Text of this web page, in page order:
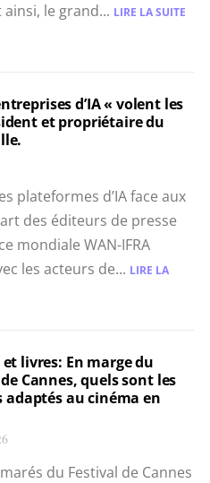
le grand... LIRE LA SUITE
d’IA « volent les
et propriétaire du
plateformes d’IA face aux
des éditeurs de presse
mondiale WAN-IFRA
les acteurs de... LIRE LA
livres: En marge du
Cannes, quels sont les
adaptés au cinéma en
du Festival de Cannes